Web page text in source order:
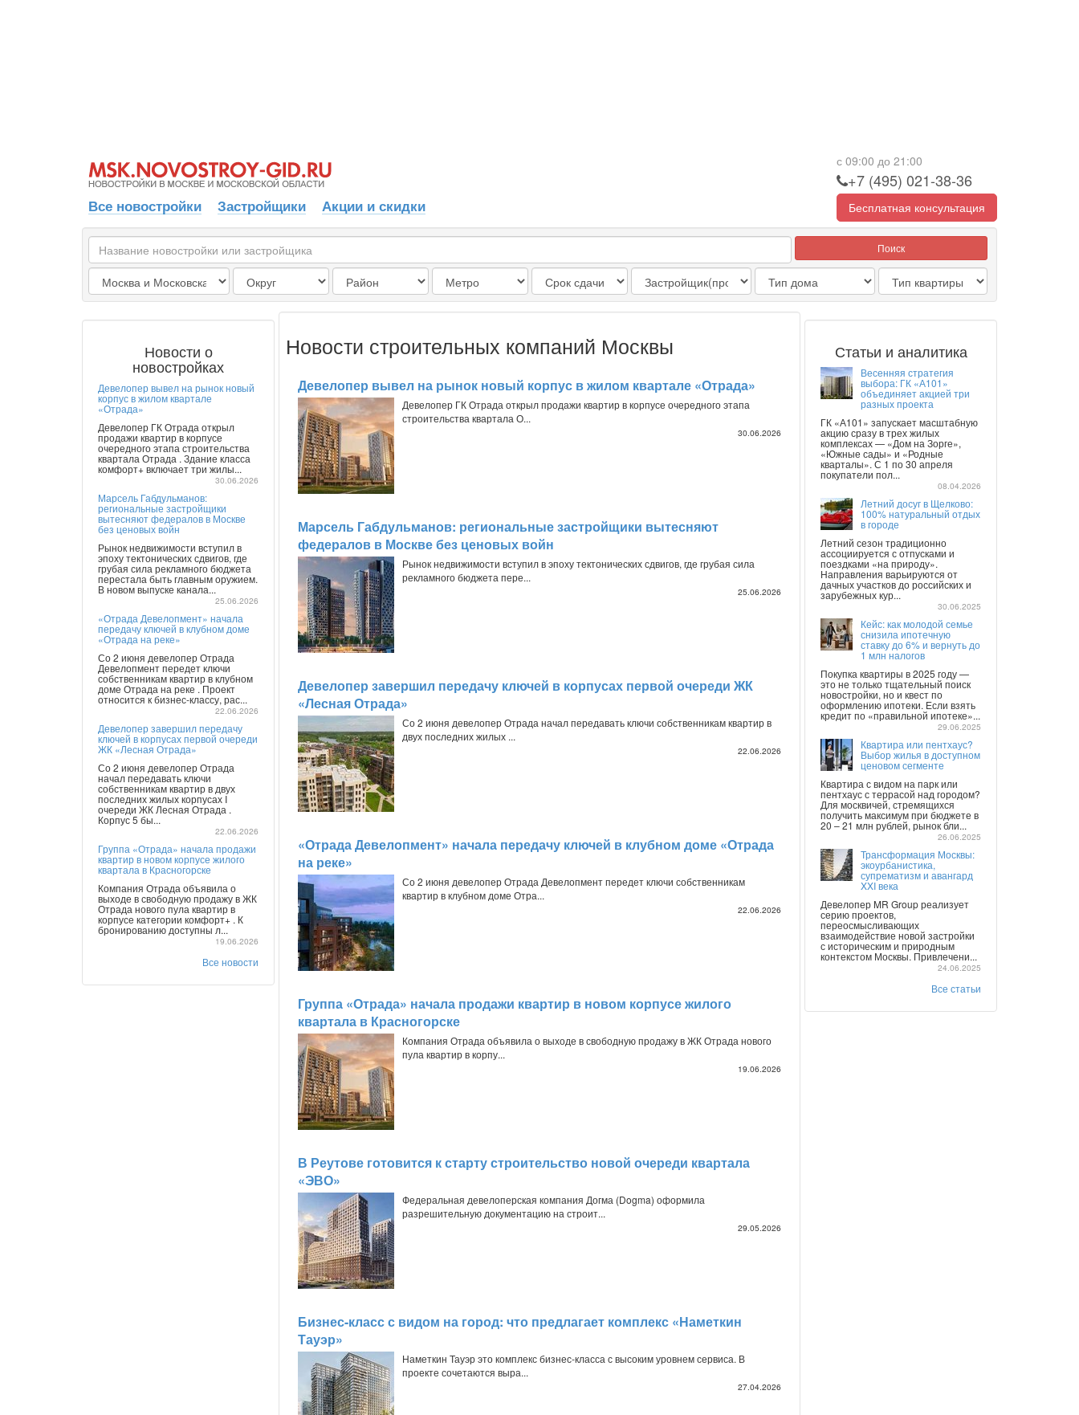
Все новостройки Застройщики Акции и скидки
с 09:00 до 21:00
+7 (495) 021-38-36
Бесплатная консультация
Поиск
Новости о
новостройках
Девелопер вывел на рынок новый
корпус в жилом квартале
«Отрада»
Девелопер ГК Отрада открыл
продажи квартир в корпусе
очередного этапа строительства
квартала Отрада . Здание класса
комфорт+ включает три жилы...
30.06.2026
Марсель Габдульманов:
региональные застройщики
вытесняют федералов в Москве
без ценовых войн
Рынок недвижимости вступил в
эпоху тектонических сдвигов, где
грубая сила рекламного бюджета
перестала быть главным оружием.
В новом выпуске канала...
25.06.2026
«Отрада Девелопмент» начала
передачу ключей в клубном доме
«Отрада на реке»
Со 2 июня девелопер Отрада
Девелопмент передет ключи
собственникам квартир в клубном
доме Отрада на реке . Проект
относится к бизнес-классу, рас...
22.06.2026
Девелопер завершил передачу
ключей в корпусах первой очереди
ЖК «Лесная Отрада»
Со 2 июня девелопер Отрада
начал передавать ключи
собственникам квартир в двух
последних жилых корпусах I
очереди ЖК Лесная Отрада .
Корпус 5 бы...
22.06.2026
Группа «Отрада» начала продажи
квартир в новом корпусе жилого
квартала в Красногорске
Компания Отрада объявила о
выходе в свободную продажу в ЖК
Отрада нового пула квартир в
корпусе категории комфорт+ . К
бронированию доступны л...
19.06.2026
Все новости
Новости строительных компаний Москвы
Девелопер вывел на рынок новый корпус в жилом квартале «Отрада»
Девелопер ГК Отрада открыл продажи квартир в корпусе очередного этапа
строительства квартала О...
30.06.2026
Марсель Габдульманов: региональные застройщики вытесняют
федералов в Москве без ценовых войн
Рынок недвижимости вступил в эпоху тектонических сдвигов, где грубая сила
рекламного бюджета пере...
25.06.2026
Девелопер завершил передачу ключей в корпусах первой очереди ЖК
«Лесная Отрада»
Со 2 июня девелопер Отрада начал передавать ключи собственникам квартир в
двух последних жилых ...
22.06.2026
«Отрада Девелопмент» начала передачу ключей в клубном доме «Отрада
на реке»
Со 2 июня девелопер Отрада Девелопмент передет ключи собственникам
квартир в клубном доме Отра...
22.06.2026
Группа «Отрада» начала продажи квартир в новом корпусе жилого
квартала в Красногорске
Компания Отрада объявила о выходе в свободную продажу в ЖК Отрада нового
пула квартир в корпу...
19.06.2026
В Реутове готовится к старту строительство новой очереди квартала
«ЭВО»
Федеральная девелоперская компания Догма (Dogma) оформила
разрешительную документацию на строит...
29.05.2026
Бизнес-класс с видом на город: что предлагает комплекс «Наметкин
Тауэр»
Наметкин Тауэр это комплекс бизнес-класса с высоким уровнем сервиса. В
проекте сочетаются выра...
27.04.2026
Статьи и аналитика
Весенняя стратегия
выбора: ГК «А101»
объединяет акцией три
разных проекта
ГК «А101» запускает масштабную
акцию сразу в трех жилых
комплексах — «Дом на Зорге»,
«Южные сады» и «Родные
кварталы». С 1 по 30 апреля
покупатели пол...
08.04.2026
Летний досуг в Щелково:
100% натуральный отдых
в городе
Летний сезон традиционно
ассоциируется с отпусками и
поездками «на природу».
Направления варьируются от
дачных участков до российских и
зарубежных кур...
30.06.2025
Кейс: как молодой семье
снизила ипотечную
ставку до 6% и вернуть до
1 млн налогов
Покупка квартиры в 2025 году —
это не только тщательный поиск
новостройки, но и квест по
оформлению ипотеки. Если взять
кредит по «правильной ипотеке»...
29.06.2025
Квартира или пентхаус?
Выбор жилья в доступном
ценовом сегменте
Квартира с видом на парк или
пентхаус с террасой над городом?
Для москвичей, стремящихся
получить максимум при бюджете в
20 – 21 млн рублей, рынок бли...
26.06.2025
Трансформация Москвы:
экоурбанистика,
супрематизм и авангард
XXI века
Девелопер MR Group реализует
серию проектов,
переосмысливающих
взаимодействие новой застройки
с историческим и природным
контекстом Москвы. Привлечени...
24.06.2025
Все статьи